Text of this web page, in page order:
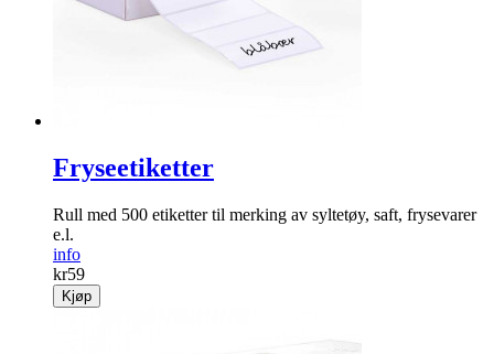
Fryseetiketter
Rull med 500 etiketter til merking av syltetøy, saft, frysevarer
e.l.
info
kr59
Kjøp